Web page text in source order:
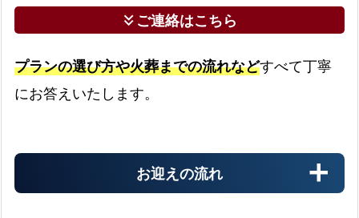
keyboard_double_arrow_downご連絡はこちら
プランの選び方や火葬までの流れなどすべて丁寧
にお答えいたします。
お迎えの流れ